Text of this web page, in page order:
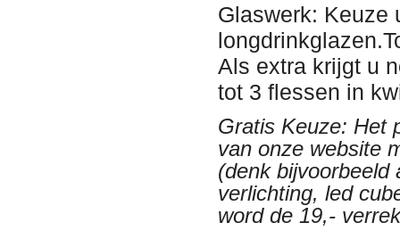
Glaswerk: Keuze
Als extra krijgt u
tot 3 flessen in
Gratis Keuze: Het
van onze website
(denk bijvoorbeeld
verlichting, led
word de 19,-